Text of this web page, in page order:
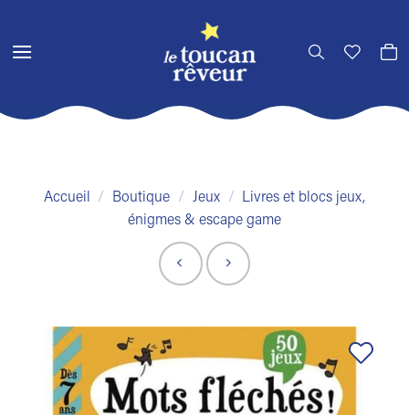
contenu
Accueil / Boutique / Jeux /
Livres et blocs jeux,
énigmes & escape game
Ajouter
à la liste